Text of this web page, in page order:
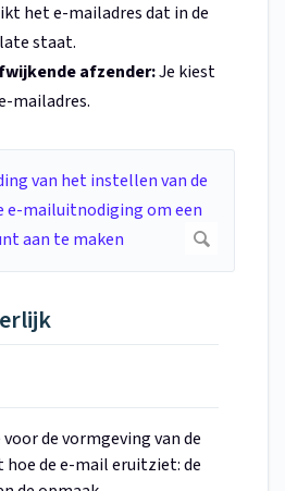
het e-mailadres dat in de
staat.
afzender:Je kiest
mailadres.
de vormgeving van de
de e-mail eruitziet: de